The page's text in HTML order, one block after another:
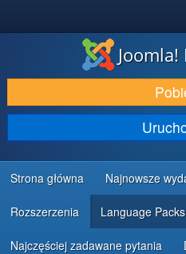
DODATKI I ROZSZERZENIA
ODKRYJ & POZNAJ
SPOŁECZNOŚĆ & WSPARCIE
ZASOBY DLA PROGRAMISTÓW
Strona główna Najnowsze
Rozszerzenia Language Packs
Najczęściej zadawane pytania